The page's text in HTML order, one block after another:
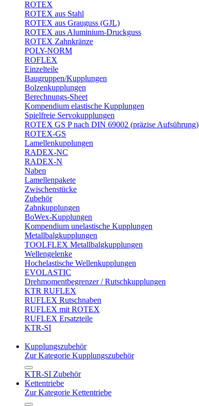
ROTEX
ROTEX aus Stahl
ROTEX aus Grauguss (GJL)
ROTEX aus Aluminium-Druckguss
ROTEX Zahnkränze
POLY-NORM
ROFLEX
Einzelteile
Baugruppen/Kupplungen
Bolzenkupplungen
Berechnungs-Sheet
Kompendium elastische Kupplungen
Spielfreie Servokupplungen
ROTEX GS P nach DIN 69002 (präzise Aufsührung)
ROTEX-GS
Lamellenkupplungen
RADEX-NC
RADEX-N
Naben
Lamellenpakete
Zwischenstücke
Zubehör
Zahnkupplungen
BoWex-Kupplungen
Kompendium unelastische Kupplungen
Metallbalgkupplungen
TOOLFLEX Metallbalgkupplungen
Wellengelenke
Hochelastische Wellenkupplungen
EVOLASTIC
Drehmomentbegrenzer / Rutschkupplungen
KTR RUFLEX
RUFLEX Rutschnaben
RUFLEX mit ROTEX
RUFLEX Ersatzteile
KTR-SI
Kupplungszubehör
Zur Kategorie Kupplungszubehör
KTR-SI Zubehör
Kettentriebe
Zur Kategorie Kettentriebe